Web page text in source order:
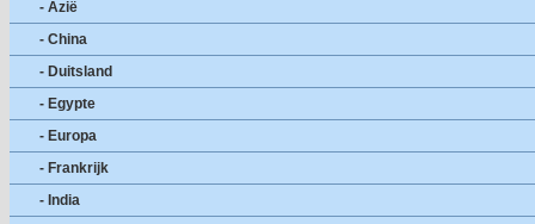
- Azië
- China
- Duitsland
- Egypte
- Europa
- Frankrijk
- India